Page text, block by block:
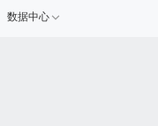
数据中心